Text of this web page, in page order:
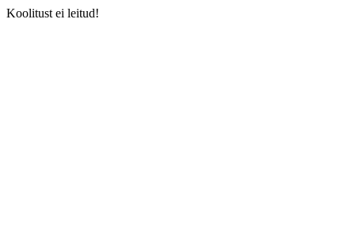
Koolitust ei leitud!